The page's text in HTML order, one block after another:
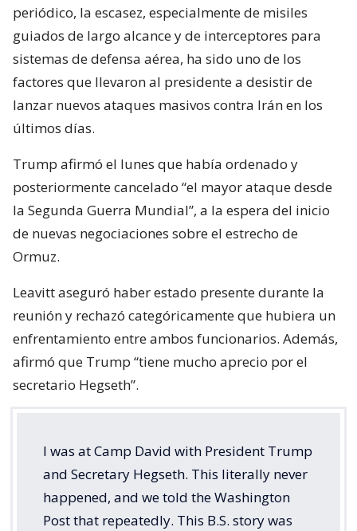
periódico, la escasez, especialmente de misiles
guiados de largo alcance y de interceptores para
sistemas de defensa aérea, ha sido uno de los
factores que llevaron al presidente a desistir de
lanzar nuevos ataques masivos contra Irán en los
últimos días.
Trump afirmó el lunes que había ordenado y
posteriormente cancelado “el mayor ataque desde
la Segunda Guerra Mundial”, a la espera del inicio
de nuevas negociaciones sobre el estrecho de
Ormuz.
Leavitt aseguró haber estado presente durante la
reunión y rechazó categóricamente que hubiera un
enfrentamiento entre ambos funcionarios. Además,
afirmó que Trump “tiene mucho aprecio por el
secretario Hegseth”.
I was at Camp David with President Trump
and Secretary Hegseth. This literally never
happened, and we told the Washington
Post that repeatedly. This B.S. story was